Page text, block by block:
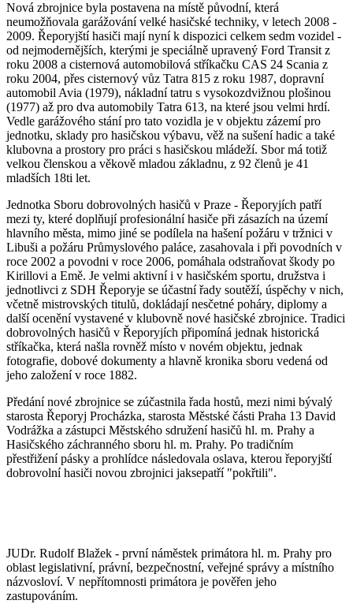
Nová zbrojnice byla postavena na místě původní, která
neumožňovala garážování velké hasičské techniky, v letech 2008 -
2009. Řeporyjští hasiči mají nyní k dispozici celkem sedm vozidel -
od nejmodernějších, kterými je speciálně upravený Ford Transit z
roku 2008 a cisternová automobilová stříkačku CAS 24 Scania z
roku 2004, přes cisternový vůz Tatra 815 z roku 1987, dopravní
automobil Avia (1979), nákladní tatru s vysokozdvižnou plošinou
(1977) až pro dva automobily Tatra 613, na které jsou velmi hrdí.
Vedle garážového stání pro tato vozidla je v objektu zázemí pro
jednotku, sklady pro hasičskou výbavu, věž na sušení hadic a také
klubovna a prostory pro práci s hasičskou mládeží. Sbor má totiž
velkou členskou a věkově mladou základnu, z 92 členů je 41
mladších 18ti let.
Jednotka Sboru dobrovolných hasičů v Praze - Řeporyjích patří
mezi ty, které doplňují profesionální hasiče při zásazích na území
hlavního města, mimo jiné se podílela na hašení požáru v tržnici v
Libuši a požáru Průmyslového paláce, zasahovala i při povodních v
roce 2002 a povodni v roce 2006, pomáhala odstraňovat škody po
Kirillovi a Emě. Je velmi aktivní i v hasičském sportu, družstva i
jednotlivci z SDH Řeporyje se účastní řady soutěží, úspěchy v nich,
včetně mistrovských titulů, dokládají nesčetné poháry, diplomy a
další ocenění vystavené v klubovně nové hasičské zbrojnice. Tradici
dobrovolných hasičů v Řeporyjích připomíná jednak historická
stříkačka, která našla rovněž místo v novém objektu, jednak
fotografie, dobové dokumenty a hlavně kronika sboru vedená od
jeho založení v roce 1882.
Předání nové zbrojnice se zúčastnila řada hostů, mezi nimi bývalý
starosta Řeporyj Procházka, starosta Městské části Praha 13 David
Vodrážka a zástupci Městského sdružení hasičů hl. m. Prahy a
Hasičského záchranného sboru hl. m. Prahy. Po tradičním
přestřižení pásky a prohlídce následovala oslava, kterou řeporyjští
dobrovolní hasiči novou zbrojnici jaksepatří "pokřtili".
JUDr. Rudolf Blažek - první náměstek primátora hl. m. Prahy pro
oblast legislativní, právní, bezpečnostní, veřejné správy a místního
názvosloví. V nepřítomnosti primátora je pověřen jeho
zastupováním.